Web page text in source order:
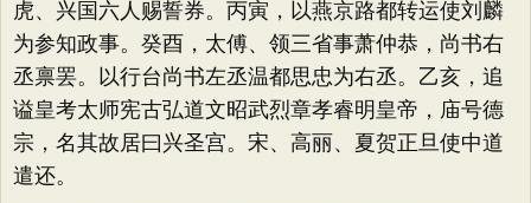
虎、兴国六人赐誓券。丙寅，以燕京路都转运使刘麟
为参知政事。癸酉，太傅、领三省事萧仲恭，尚书右
丞禀罢。以行台尚书左丞温都思忠为右丞。乙亥，追
谥皇考太师宪古弘道文昭武烈章孝睿明皇帝，庙号德
宗，名其故居曰兴圣宫。宋、高丽、夏贺正旦使中道
遣还。